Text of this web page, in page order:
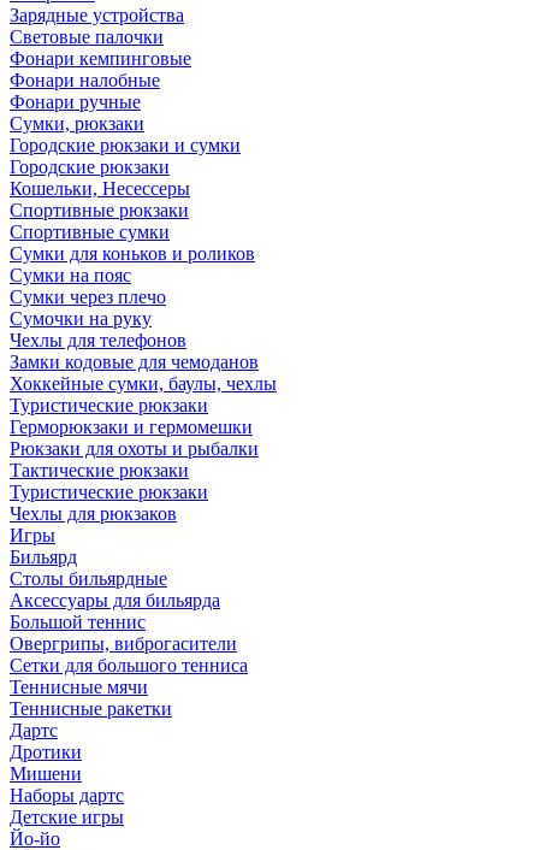
Зарядные устройства
Световые палочки
Фонари кемпинговые
Фонари налобные
Фонари ручные
Сумки, рюкзаки
Городские рюкзаки и сумки
Городские рюкзаки
Кошельки, Несессеры
Спортивные рюкзаки
Спортивные сумки
Сумки для коньков и роликов
Сумки на пояс
Сумки через плечо
Сумочки на руку
Чехлы для телефонов
Замки кодовые для чемоданов
Хоккейные сумки, баулы, чехлы
Туристические рюкзаки
Герморюкзаки и гермомешки
Рюкзаки для охоты и рыбалки
Тактические рюкзаки
Туристические рюкзаки
Чехлы для рюкзаков
Игры
Бильярд
Столы бильярдные
Аксессуары для бильярда
Большой теннис
Овергрипы, виброгасители
Сетки для большого тенниса
Теннисные мячи
Теннисные ракетки
Дартс
Дротики
Мишени
Наборы дартс
Детские игры
Йо-йо